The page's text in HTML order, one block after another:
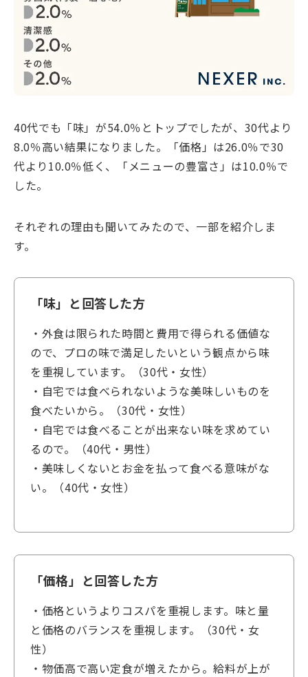
40代でも「味」が54.0％とトップでしたが、30代より
8.0％高い結果になりました。「価格」は26.0％で30
代より10.0％低く、「メニューの豊富さ」は10.0％で
した。
それぞれの理由も聞いてみたので、一部を紹介しま
す。
「味」と回答した方
・外食は限られた時間と費用で得られる価値な
ので、プロの味で満足したいという観点から味
を重視しています。（30代・女性）
・自宅では食べられないような美味しいものを
食べたいから。（30代・女性）
・自宅では食べることが出来ない味を求めてい
るので。（40代・男性）
・美味しくないとお金を払って食べる意味がな
い。（40代・女性）
「価格」と回答した方
・価格というよりコスパを重視します。味と量
と価格のバランスを重視します。（30代・女
性）
・物価高で高い定食が増えたから。給料が上が